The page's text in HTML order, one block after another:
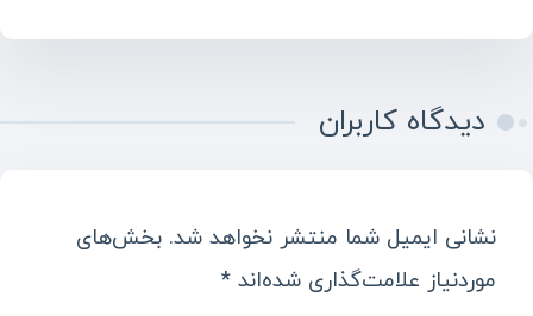
دیدگاه کاربران
نشانی ایمیل شما منتشر نخواهد شد. بخش‌های
موردنیاز علامت‌گذاری شده‌اند*